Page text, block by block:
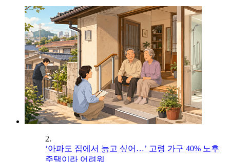
2.
‘아파도 집에서 늙고 싶어…’ 고령 가구 40% 노후
주택이라 어려워